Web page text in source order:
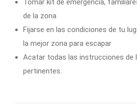
Tomar kit de emergencia,
de la zona
Fijarse en las condiciones de tu
la mejor zona para escapar
Acatar todas las instrucciones de
pertinentes.